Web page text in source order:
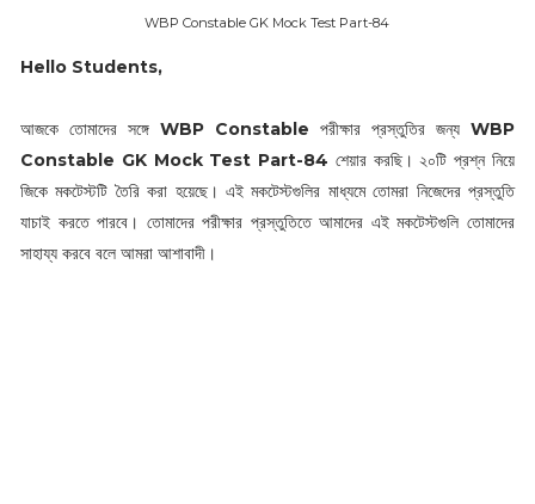
WBP Constable GK Mock Test Part-84
Hello Students,
আজকে তোমাদের সঙ্গে WBP Constable পরীক্ষার প্রস্তুতির জন্যWBP
Constable GK Mock Test Part-84 শেয়ার করছি। ২০টি প্রশ্ন নিয়ে
জিকে মকটেস্টটি তৈরি করা হয়েছে। এই মকটেস্টগুলির মাধ্যমে তোমরা নিজেদের প্রস্তুতি
যাচাই করতে পারবে। তোমাদের পরীক্ষার প্রস্তুতিতে আমাদের এই মকটেস্টগুলি তোমাদের
সাহায্য করবে বলে আমরা আশাবাদী।